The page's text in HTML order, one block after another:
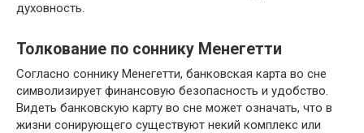
духовность.
Толкование по соннику Менегетти
Согласно соннику Менегетти, банковская карта во сне
символизирует финансовую безопасность и удобство.
Видеть банковскую карту во сне может означать, что в
жизни сонирующего существуют некий комплекс или